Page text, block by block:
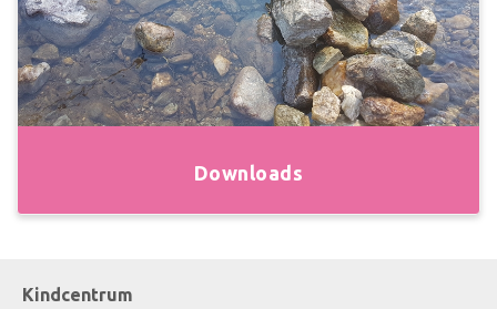
Downloads
Kindcentrum